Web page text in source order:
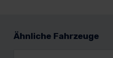
Ähnliche Fahrzeuge